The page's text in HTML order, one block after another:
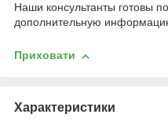
Наши консультанты готовы
дополнительную
Приховати
Характеристики